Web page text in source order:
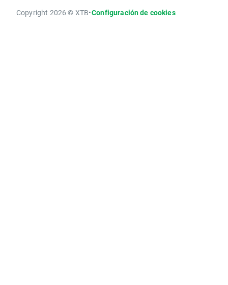
Copyright 2026 © XTB•Configuración de cookies